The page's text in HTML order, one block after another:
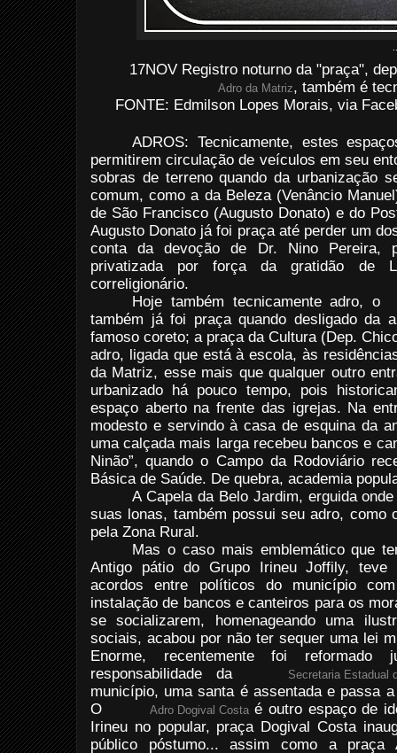
17NOV Registro noturno da "praça",
Adro da Matriz, também é
FONTE: Edmilson Lopes Morais, via
ADROS: Tecnicamente, estes
permitirem circulação de veículos em seu
sobras de terreno quando da urbanização
comum, como a da Beleza (Venâncio
de São Francisco (Augusto Donato) e do
Augusto Donato já foi praça até perder um
conta da devoção de Dr. Nino Pereira,
privatizada por força da gratidão de
correligionário.
Hoje também tecnicamente adro, o
também já foi praça quando desligado da
famoso coreto; a praça da Cultura (Dep.
adro, ligada que está à escola, às
da Matriz, esse mais que qualquer outro
urbanizado há pouco tempo, pois
espaço aberto na frente das igrejas. Na
modesto e servindo à casa de esquina da
uma calçada mais larga recebeu bancos e
Ninão”, quando o Campo da Rodoviário
Básica de Saúde. De quebra, academia
A Capela da Belo Jardim, erguida
suas lonas, também possui seu adro, como
pela Zona Rural.
Mas o caso mais emblemático que
Antigo pátio do Grupo Irineu Joffily, teve
acordos entre políticos do município
instalação de bancos e canteiros para os
se socializarem, homenageando uma
sociais, acabou por não ter sequer uma lei
Enorme, recentemente foi
responsabilidade da
Secretaria Estadual
município, uma santa é assentada e passa
O
Adro Dogival Costaé outro espaço de
Irineu no popular, praça Dogival Costa
público póstumo... assim como a praça